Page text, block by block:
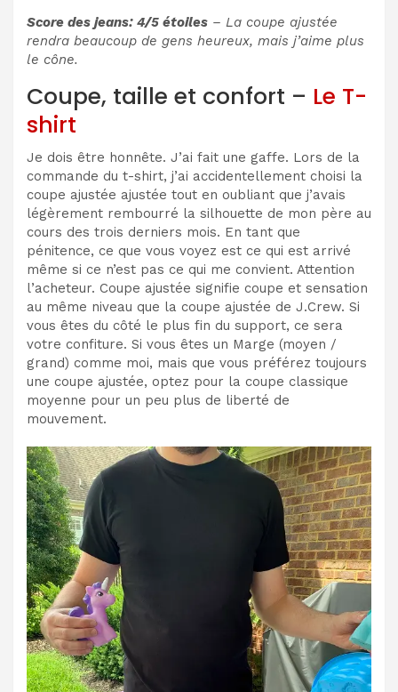
Score des jeans: 4/5 étoiles – La coupe ajustée
rendra beaucoup de gens heureux, mais j’aime plus
le cône.
Coupe, taille et confort – Le T-
shirt
Je dois être honnête. J’ai fait une gaffe. Lors de la
commande du t-shirt, j’ai accidentellement choisi la
coupe ajustée ajustée tout en oubliant que j’avais
légèrement rembourré la silhouette de mon père au
cours des trois derniers mois. En tant que
pénitence, ce que vous voyez est ce qui est arrivé
même si ce n’est pas ce qui me convient. Attention
l’acheteur. Coupe ajustée signifie coupe et sensation
au même niveau que la coupe ajustée de J.Crew. Si
vous êtes du côté le plus fin du support, ce sera
votre confiture. Si vous êtes un Marge (moyen /
grand) comme moi, mais que vous préférez toujours
une coupe ajustée, optez pour la coupe classique
moyenne pour un peu plus de liberté de
mouvement.